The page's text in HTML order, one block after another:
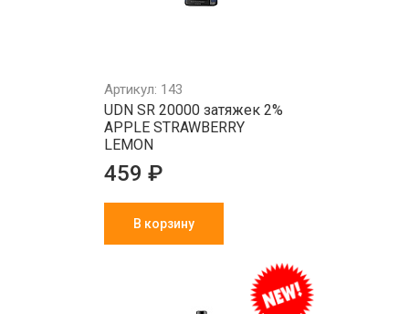
Артикул: 143
UDN SR 20000 затяжек 2%
APPLE STRAWBERRY
LEMON
459 ₽
В корзину